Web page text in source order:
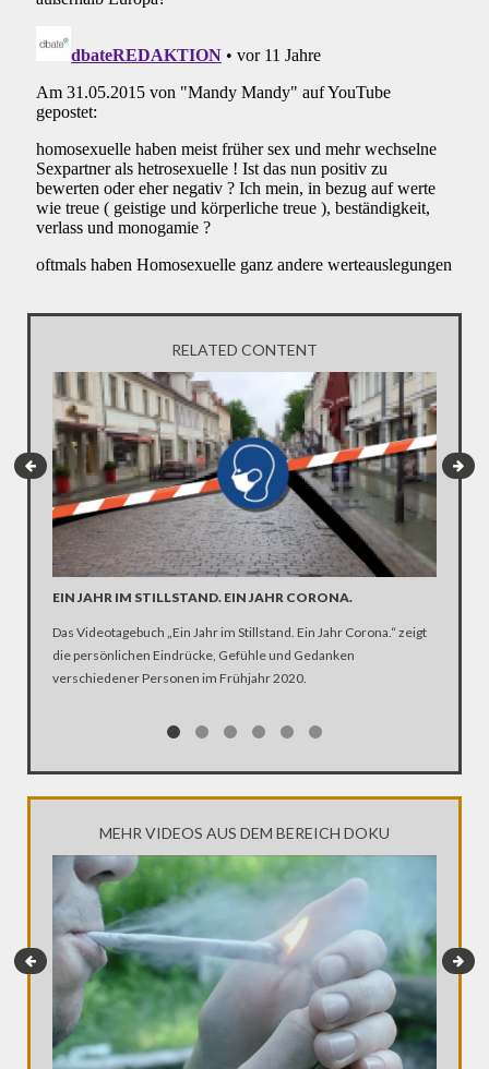
RELATED CONTENT
EIN JAHR IM STILLSTAND. EIN JAHR CORONA.
Das Videotagebuch „Ein Jahr im Stillstand. Ein Jahr Corona.“ zeigt
die persönlichen Eindrücke, Gefühle und Gedanken
verschiedener Personen im Frühjahr 2020.
MEHR VIDEOS AUS DEM BEREICH DOKU